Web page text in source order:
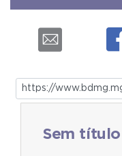
Sem título